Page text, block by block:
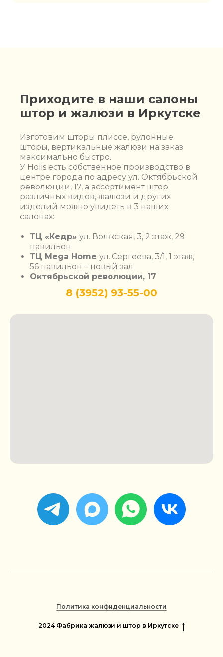
Приходите в наши салоны
штор и жалюзи в Иркутске
Изготовим шторы плиссе, рулонные
шторы, вертикальные жалюзи на заказ
максимально быстро.
У Holis есть собственное производство в
центре города по адресу ул. Октябрьской
революции, 17, а ассортимент штор
различных видов, жалюзи и других
изделий можно увидеть в 3 наших
салонах:
ТЦ «Кедр» ул. Волжская, 3, 2 этаж, 29
павильон
ТЦ Mega Home ул. Сергеева, 3/1, 1 этаж,
56 павильон – новый зал
Октябрьской революции, 17
8 (3952) 93-55-00
Политика конфиденциальности
2024 Фабрика жалюзи и штор в Иркутске